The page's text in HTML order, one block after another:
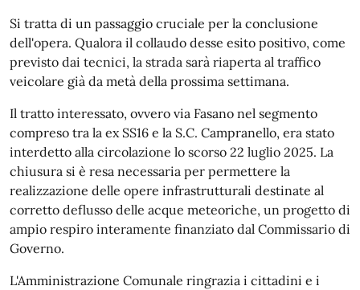
Si tratta di un passaggio cruciale per la conclusione
dell'opera. Qualora il collaudo desse esito positivo, come
previsto dai tecnici, la strada sarà riaperta al traffico
veicolare già da metà della prossima settimana.
Il tratto interessato, ovvero via Fasano nel segmento
compreso tra la ex SS16 e la S.C. Campranello, era stato
interdetto alla circolazione lo scorso 22 luglio 2025. La
chiusura si è resa necessaria per permettere la
realizzazione delle opere infrastrutturali destinate al
corretto deflusso delle acque meteoriche, un progetto di
ampio respiro interamente finanziato dal Commissario di
Governo.
L'Amministrazione Comunale ringrazia i cittadini e i